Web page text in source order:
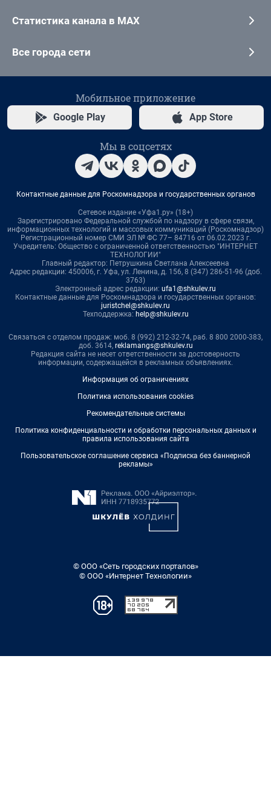
Статистика канала в MAX
Все города сети
Мобильное приложение
Google Play App Store
Мы в соцсетях
Контактные данные для Роскомнадзора и государственных органов
Сетевое издание «Уфа1.ру» (18+)
Зарегистрировано Федеральной службой по надзору в сфере связи,
информационных технологий и массовых коммуникаций (Роскомнадзор)
Регистрационный номер СМИ ЭЛ № ФС 77– 84716 от 06.02.2023 г.
Учредитель: Общество с ограниченной ответственностью "ИНТЕРНЕТ
ТЕХНОЛОГИИ"
Главный редактор: Петрушкина Светлана Алексеевна
Адрес редакции: 450006, г. Уфа, ул. Ленина, д. 156, 8 (347) 286-51-96 (доб.
3763)
Электронный адрес редакции: ufa1@shkulev.ru
Контактные данные для Роскомнадзора и государственных органов:
juristchel@shkulev.ru
Техподдержка: help@shkulev.ru
Связаться с отделом продаж: моб. 8 (992) 212-32-74, раб. 8 800 2000-383,
доб. 3614, reklamangs@shkulev.ru
Редакция сайта не несет ответственности за достоверность
информации, содержащейся в рекламных объявлениях.
Информация об ограничениях
Политика использования cookies
Рекомендательные системы
Политика конфиденциальности и обработки персональных данных и
правила использования сайта
Пользовательское соглашение сервиса «Подписка без баннерной
рекламы»
© ООО «Сеть городских порталов»
© ООО «Интернет Технологии»